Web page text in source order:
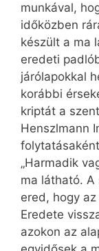
munkával,
időközben
készült a ma
eredeti
járólapokkal
korábbi
kriptát a
Henszlmann
„Harmadik
ma látható.
ered, hogy
Eredete
azokon az